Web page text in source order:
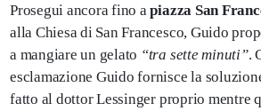
Prosegui ancora fino apiazza San
alla Chiesa di San Francesco, Guido
a mangiare un gelato “tra sette minuti”.
esclamazione Guido fornisce la
fatto al dottor Lessinger proprio mentre